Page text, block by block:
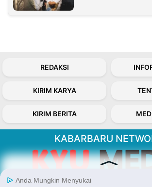
REDAKSI
KIRIM KARYA
KIRIM BERITA
KABARBARU